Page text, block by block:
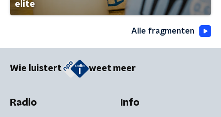
elite
Alle fragmenten
Wie luistert weet meer
Radio Info